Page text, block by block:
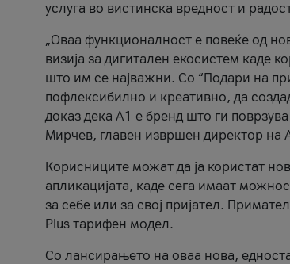
услуга во вистинска вредност и
„Оваа функционалност е повеќе од
визија за дигитален екосистем каде
што им се најважни. Со “Подари на
пофлексибилно и креативно, да
доказ дека А1 е бренд што ги
Мирчев, главен извршен директор на
Корисниците можат да ја користат
апликацијата, каде сега имаат
за себе или за свој пријател.
Plus тарифен модел.
Со лансирањето на оваа нова,